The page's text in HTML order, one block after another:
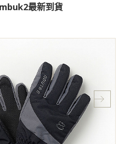
最新到貨